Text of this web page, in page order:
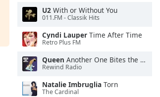
U2 With or Without You
011.FM - Classik Hits
Cyndi Lauper Time After Time
Retro Plus FM
Queen Another One Bites the Dust
Rewind Radio
Natalie Imbruglia Torn
The Cardinal